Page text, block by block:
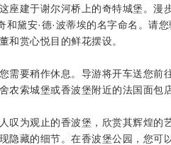
座建于谢尔河桥上的奇特城堡。
黛安·德·波蒂埃的名字命名。请
和赏心悦目的鲜花摆设。
需要稍作休息。导游将开车送您
农索城堡或香波堡附近的法国面包
叹为观止的香波堡，欣赏其辉煌的
隐藏的细节。在香波堡公园，您可